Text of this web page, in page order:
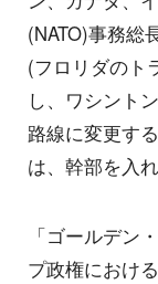
(NATO)事務総
(フロリダのト
し、ワシント
路線に変更す
は、幹部を入
「ゴールデン
プ政権におけ